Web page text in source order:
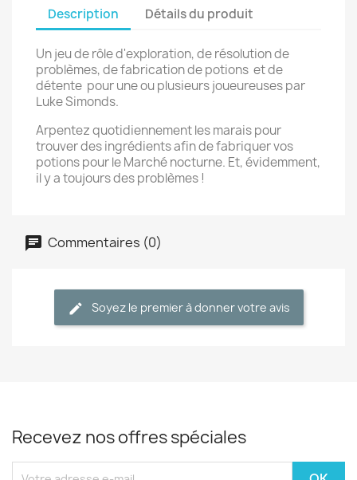
Description Détails du produit
Un jeu de rôle d'exploration, de résolution de
problèmes, de fabrication de potions et de
détente pour une ou plusieurs joueureuses par
Luke Simonds.
Arpentez quotidiennement les marais pour
trouver des ingrédients afin de fabriquer vos
potions pour le Marché nocturne. Et, évidemment,
il y a toujours des problèmes !
Commentaires (0)
Soyez le premier à donner votre avis
Recevez nos offres spéciales